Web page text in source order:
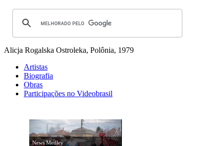
Alicja Rogalska Ostroleka, Polônia, 1979
Artistas
Biografia
Obras
Participações no Videobrasil
News Medley